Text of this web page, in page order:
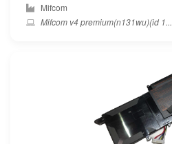
Mifcom
Mifcom v4 premium(n131wu)(id 1...